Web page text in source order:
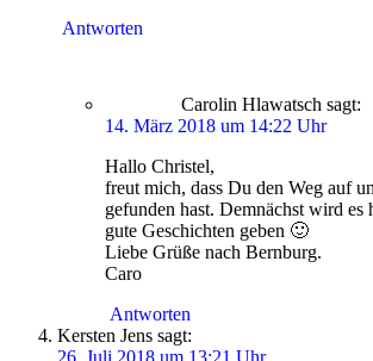
Antworten
Carolin Hlawatsch sagt:
14. März 2018 um 14:22 Uhr
Hallo Christel,
freut mich, dass Du den Weg auf
gefunden hast. Demnächst wird es
gute Geschichten geben 🙂
Liebe Grüße nach Bernburg.
Caro
Antworten
Kersten Jens sagt: